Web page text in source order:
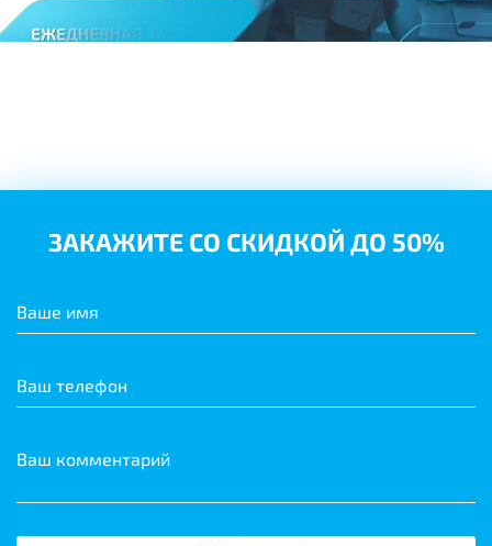
ЗАКАЖИТЕ СО СКИДКОЙ ДО 50%
Ваше имя
Ваш телефон
Ваш комментарий